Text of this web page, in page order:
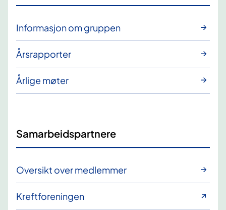
Informasjon om gruppen
Årsrapporter
Årlige møter
Samarbeidspartnere
Oversikt over medlemmer
Kreftforeningen